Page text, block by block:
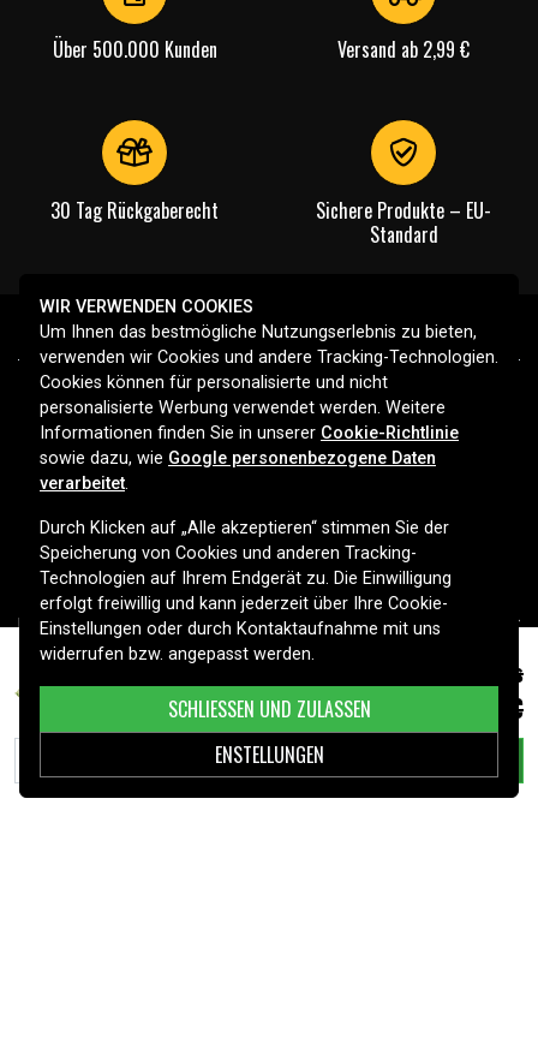
Normalpreis
3,99 €
IN DEN WARENKORB LEGEN
Über 500.000 Kunden Versand ab 2,99 €
30 Tag Rückgaberecht
Sichere Produkte – EU-
Standard
Ihr Spezialist für Batterien, Ladegeräte und Zubehör in
Deutschland. Entdecken Sie unser großes Sortiment für
Smartphones, Haushaltsgeräte, Werkzeuge, Fahrzeuge und mehr
– mit schneller Lieferung und persönlichem Service. Sicher online
einkaufen seit 2006.
HILFE
INFORMATIONEN
KUNDENSERVICE
WIR VERWENDEN COOKIES
Um Ihnen das bestmögliche Nutzungserlebnis zu bieten,
verwenden wir Cookies und andere Tracking-Technologien.
Cookies können für personalisierte und nicht
personalisierte Werbung verwendet werden. Weitere
Informationen finden Sie in unserer Cookie-Richtlinie
sowie dazu, wie Google personenbezogene Daten
verarbeitet.
Durch Klicken auf „Alle akzeptieren“ stimmen Sie der
Speicherung von Cookies und anderen Tracking-
Technologien auf Ihrem Endgerät zu. Die Einwilligung
erfolgt freiwillig und kann jederzeit über Ihre Cookie-
Einstellungen oder durch Kontaktaufnahme mit uns
widerrufen bzw. angepasst werden.
ENSTELLUNGEN
SCHLIESSEN UND ZULASSEN